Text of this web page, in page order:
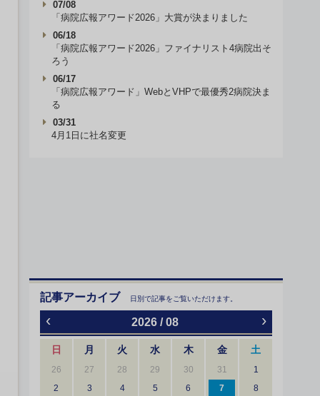
07/08
「病院広報アワード2026」大賞が決まりました
06/18
「病院広報アワード2026」ファイナリスト4病院出そ
ろう
06/17
「病院広報アワード」WebとVHPで最優秀2病院決ま
る
03/31
4月1日に社名変更
記事アーカイブ 日別で記事をご覧いただけます。
‹ 2026 / 08 ›
日 月 火 水 木 金 土
26 27 28 29 30 31
1
2
3 4 5 6 7 8